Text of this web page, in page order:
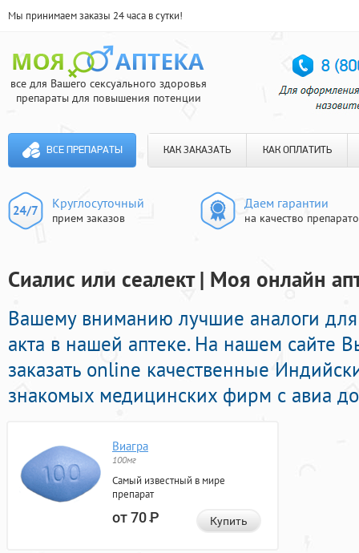
Мы принимаем заказы 24 часа в сутки!
все для Вашего сексуального здоровья
препараты для повышения потенции
ВСЕ ПРЕПАРАТЫ КАК ЗАКАЗАТЬ КАК ОПЛАТИТЬ
Круглосуточный
прием заказов
Даем гарантии
на качество
Сиалис или сеалект | Моя онлайн
Вашему вниманию лучшие аналоги
акта в нашей аптеке. На нашем сайте
заказать online качественные
знакомых медицинских фирм с авиа
Виагра
100мг
Самый известный в мире
препарат
от 70Р Купить